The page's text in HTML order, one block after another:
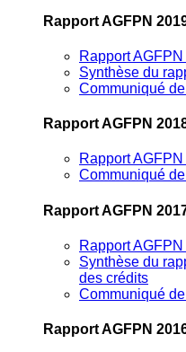
Rapport AGFPN
Rapport
Synthèse du
Communiqué
Rapport AGFPN
Rapport
Communiqué
Rapport AGFPN
Rapport
Synthèse du
des crédits
Communiqué
Rapport AGFPN